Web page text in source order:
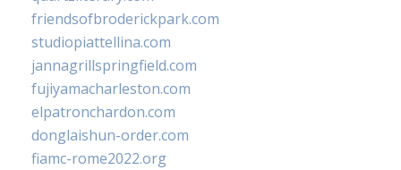
friendsofbroderickpark.com
studiopiattellina.com
jannagrillspringfield.com
fujiyamacharleston.com
elpatronchardon.com
donglaishun-order.com
fiamc-rome2022.org